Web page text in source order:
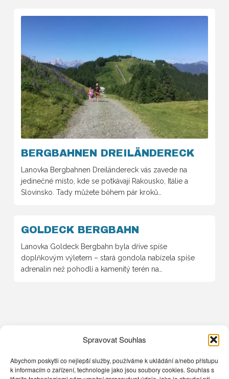
Spravovat Souhlas
Abychom poskytli co nejlepší služby, používáme k ukládání a/nebo přístupu
k informacím o zařízení, technologie jako jsou soubory cookies. Souhlas s
BERGBAHNEN DREILÄNDERECK
Lanovka Bergbahnen Dreiländereck vás zavede na
jedinečné místo, kde se potkávají Rakousko, Itálie a
Slovinsko. Tady můžete během pár kroků…
GOLDECK BERGBAHN
Lanovka Goldeck Bergbahn byla dříve spíše
doplňkovým výletem – stará gondola nabízela spíše
adrenalin než pohodlí a kamenitý terén na…